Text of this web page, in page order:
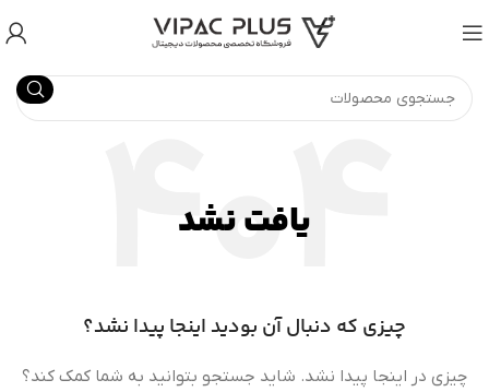
یافت نشد
چیزی که دنبال آن بودید اینجا پیدا نشد؟
چیزی در اینجا پیدا نشد. شاید جستجو بتوانید به شما کمک کند؟